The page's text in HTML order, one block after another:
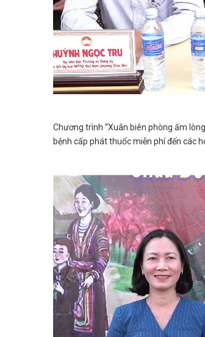
Chương trình “Xuân biên phòng ấm
bệnh cấp phát thuốc miễn phí đến các